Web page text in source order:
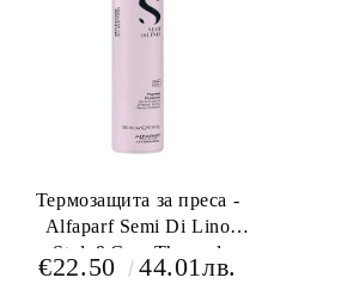
Термозащита за преса -
Alfaparf Semi Di Lino
Style&Care Thermal
Protector 300 мл
€22.50 44.01лв.